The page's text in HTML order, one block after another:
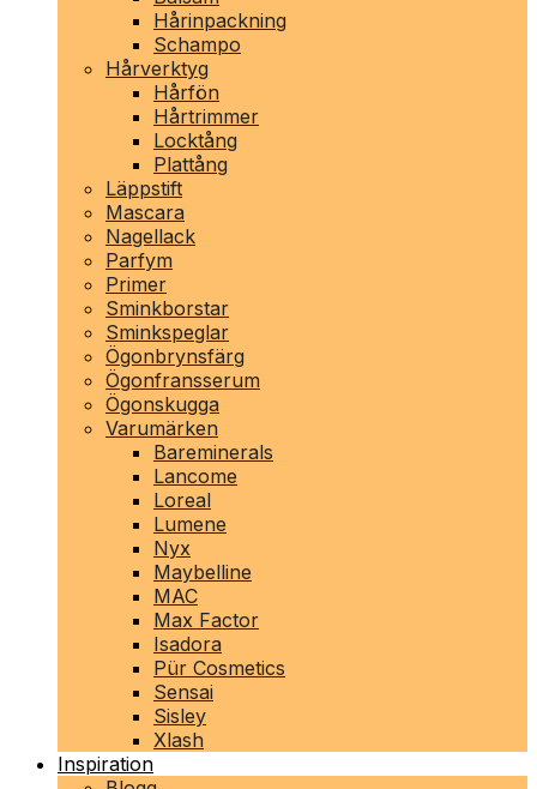
Hårinpackning
Schampo
Hårverktyg
Hårfön
Hårtrimmer
Locktång
Plattång
Läppstift
Mascara
Nagellack
Parfym
Primer
Sminkborstar
Sminkspeglar
Ögonbrynsfärg
Ögonfransserum
Ögonskugga
Varumärken
Bareminerals
Lancome
Loreal
Lumene
Nyx
Maybelline
MAC
Max Factor
Isadora
Pür Cosmetics
Sensai
Sisley
Xlash
Inspiration